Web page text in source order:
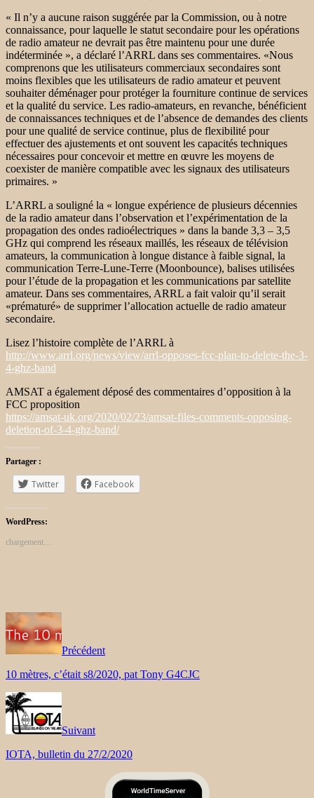
« Il n’y a aucune raison suggérée par la Commission, ou à notre
connaissance, pour laquelle le statut secondaire pour les opérations
de radio amateur ne devrait pas être maintenu pour une durée
indéterminée », a déclaré l’ARRL dans ses commentaires. «Nous
comprenons que les utilisateurs commerciaux secondaires sont
moins flexibles que les utilisateurs de radio amateur et peuvent
souhaiter déménager pour protéger la fourniture continue de services
et la qualité du service. Les radio-amateurs, en revanche, bénéficient
de connaissances techniques et de l’absence de demandes des clients
pour une qualité de service continue, plus de flexibilité pour
effectuer des ajustements et ont souvent les capacités techniques
nécessaires pour concevoir et mettre en œuvre les moyens de
coexister de manière compatible avec les signaux des utilisateurs
primaires. »
L’ARRL a souligné la « longue expérience de plusieurs décennies
de la radio amateur dans l’observation et l’expérimentation de la
propagation des ondes radioélectriques » dans la bande 3,3 – 3,5
GHz qui comprend les réseaux maillés, les réseaux de télévision
amateurs, la communication à longue distance à faible signal, la
communication Terre-Lune-Terre (Moonbounce), balises utilisées
pour l’étude de la propagation et les communications par satellite
amateur. Dans ses commentaires, ARRL a fait valoir qu’il serait
«prématuré» de supprimer l’allocation actuelle de radio amateur
secondaire.
Lisez l’histoire complète de l’ARRL à
http://www.arrl.org/news/view/arrl-opposes-fcc-plan-to-delete-the-3-
4-ghz-band
AMSAT a également déposé des commentaires d’opposition à la
FCC proposition
https://amsat-uk.org/2020/02/23/amsat-files-comments-opposing-
deletion-of-3-4-ghz-band/
Partager :
Twitter Facebook
WordPress:
chargement…
Précédent
10 mètres, c’était s8/2020, pat Tony G4CJC
Suivant
IOTA, bulletin du 27/2/2020